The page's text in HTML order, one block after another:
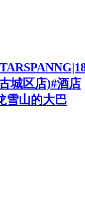
城区店)#酒店
雪山的大巴